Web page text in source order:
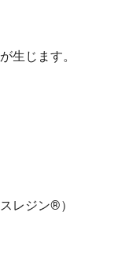
生じます。
レジン®）